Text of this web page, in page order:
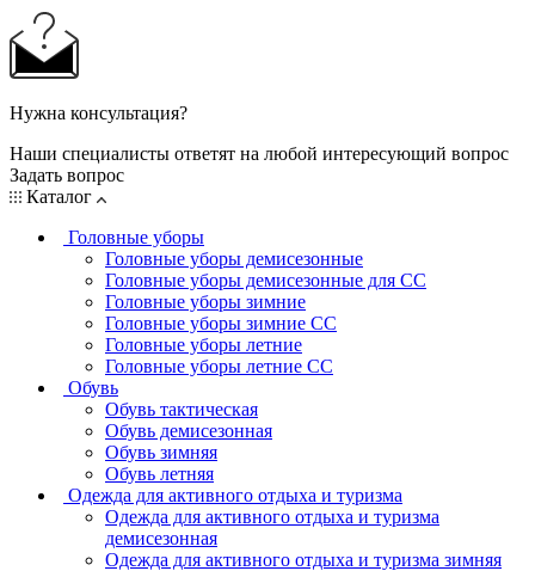
Нужна консультация?
Наши специалисты ответят на любой интересующий вопрос
Задать вопрос
Каталог
Головные уборы
Головные уборы демисезонные
Головные уборы демисезонные для СС
Головные уборы зимние
Головные уборы зимние СС
Головные уборы летние
Головные уборы летние СС
Обувь
Обувь тактическая
Обувь демисезонная
Обувь зимняя
Обувь летняя
Одежда для активного отдыха и туризма
Одежда для активного отдыха и туризма
демисезонная
Одежда для активного отдыха и туризма зимняя